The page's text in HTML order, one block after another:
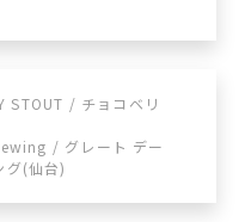
STOUT / チョコベリ
/ グレート デー
グ(仙台)